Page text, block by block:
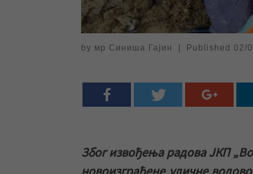
by мр Синиша Гајин Published 02/
Због извођења радова ЈКП